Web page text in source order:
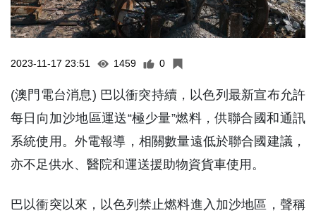
2023-11-17 23:51 1459 0
(澳門電台消息) 巴以衝突持續，以色列最新宣布允許
每日向加沙地區運送“極少量”燃料，供聯合國和通訊
系統使用。外電報導，相關數量遠低於聯合國建議，
亦不足供水、醫院和運送援助物資貨車使用。
巴以衝突以來，以色列禁止燃料進入加沙地區，聲稱